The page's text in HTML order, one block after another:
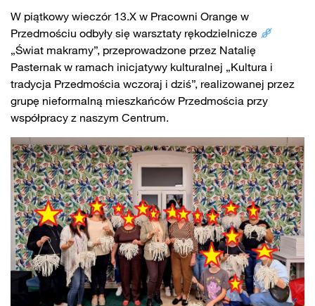
W piątkowy wieczór 13.X w Pracowni Orange w
Przedmościu odbyły się warsztaty rękodzielnicze
„Świat makramy”, przeprowadzone przez Natalię
Pasternak w ramach inicjatywy kulturalnej „Kultura i
tradycja Przedmościa wczoraj i dziś”, realizowanej przez
grupę nieformalną mieszkańców Przedmościa przy
współpracy z naszym Centrum.